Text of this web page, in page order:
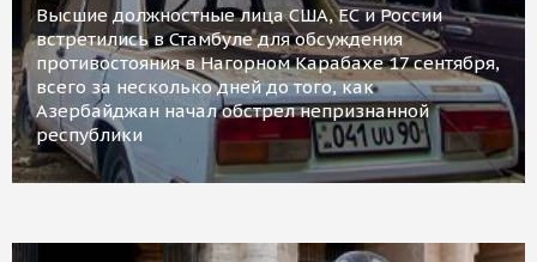
Высшие должностные лица США, ЕС и России
встретились в Стамбуле для обсуждения
противостояния в Нагорном Карабахе 17 сентября,
всего за несколько дней до того, как
Азербайджан начал обстрел непризнанной
республики